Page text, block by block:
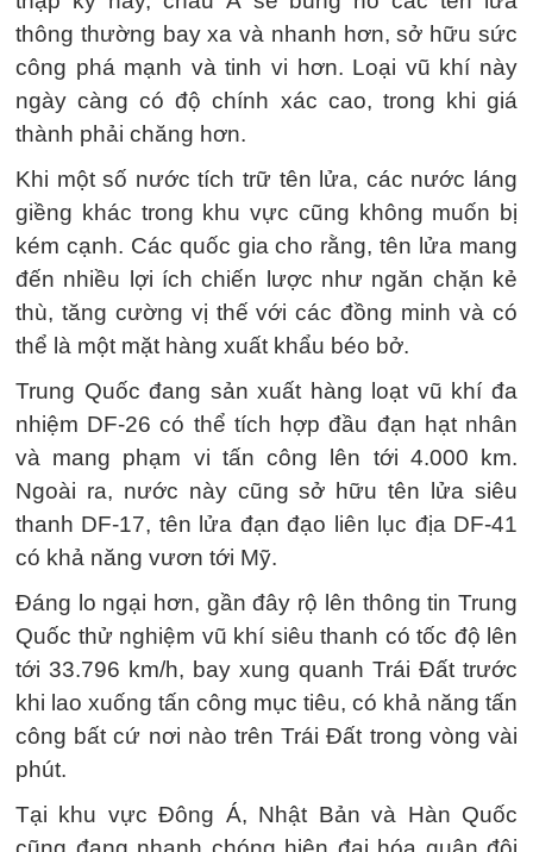
thông thường bay xa và nhanh hơn, sở hữu sức
công phá mạnh và tinh vi hơn. Loại vũ khí này
ngày càng có độ chính xác cao, trong khi giá
thành phải chăng hơn.
Khi một số nước tích trữ tên lửa, các nước láng
giềng khác trong khu vực cũng không muốn bị
kém cạnh. Các quốc gia cho rằng, tên lửa mang
đến nhiều lợi ích chiến lược như ngăn chặn kẻ
thù, tăng cường vị thế với các đồng minh và có
thể là một mặt hàng xuất khẩu béo bở.
Trung Quốc đang sản xuất hàng loạt vũ khí đa
nhiệm DF-26 có thể tích hợp đầu đạn hạt nhân
và mang phạm vi tấn công lên tới 4.000 km.
Ngoài ra, nước này cũng sở hữu tên lửa siêu
thanh DF-17, tên lửa đạn đạo liên lục địa DF-41
có khả năng vươn tới Mỹ.
Đáng lo ngại hơn, gần đây rộ lên thông tin Trung
Quốc thử nghiệm vũ khí siêu thanh có tốc độ lên
tới 33.796 km/h, bay xung quanh Trái Đất trước
khi lao xuống tấn công mục tiêu, có khả năng tấn
công bất cứ nơi nào trên Trái Đất trong vòng vài
phút.
Tại khu vực Đông Á, Nhật Bản và Hàn Quốc